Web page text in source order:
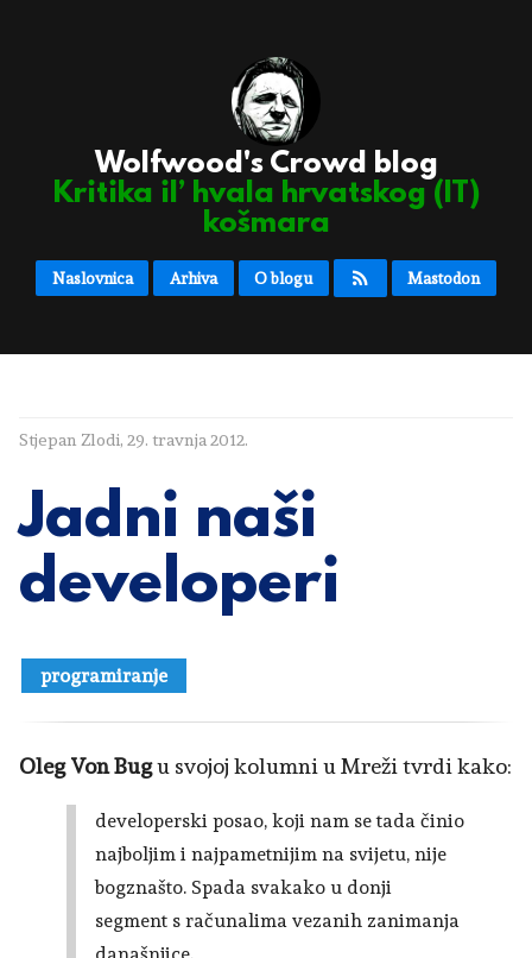
Wolfwood's Crowd blog
Kritika il’ hvala hrvatskog (IT)
košmara
Naslovnica Arhiva O blogu Mastodon
Stjepan Zlodi, 29. travnja 2012.
Jadni naši
developeri
programiranje
Oleg Von Bugu svojoj kolumni u Mreži tvrdi kako:
developerski posao, koji nam se tada činio
najboljim i najpametnijim na svijetu, nije
bogznašto. Spada svakako u donji
segment s računalima vezanih zanimanja